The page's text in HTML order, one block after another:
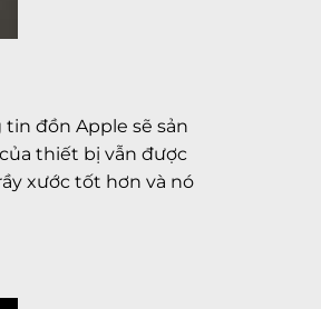
đồn Apple sẽ sản
thiết bị vẫn được
xước tốt hơn và nó